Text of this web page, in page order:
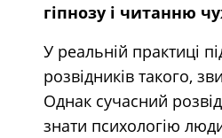
гіпнозу і читанню
У реальній практиці
розвідників такого,
Однак сучасний
знати психологію